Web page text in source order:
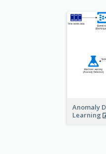
Anomaly
Learning